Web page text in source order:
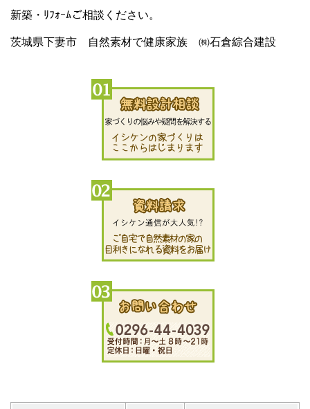
新築・ﾘﾌｫｰﾑご相談ください。
茨城県下妻市 自然素材で健康家族 ㈱石倉綜合建設